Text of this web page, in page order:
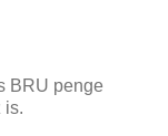
BRU penge
is.